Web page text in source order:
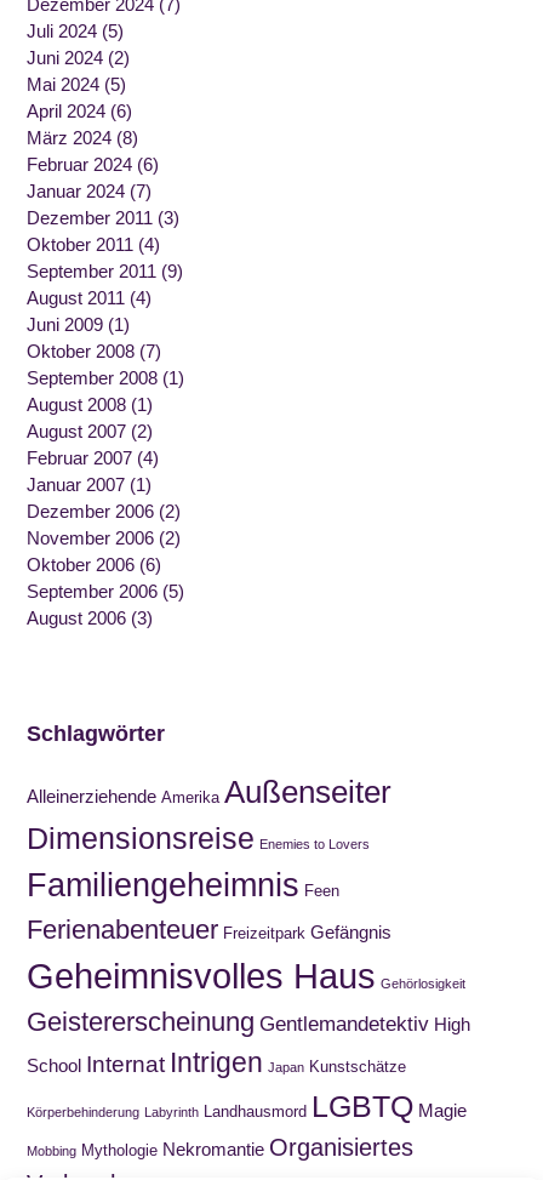
Juli 2024 (5)
Juni 2024 (2)
Mai 2024 (5)
April 2024 (6)
März 2024 (8)
Februar 2024 (6)
Januar 2024 (7)
Dezember 2011 (3)
Oktober 2011 (4)
September 2011 (9)
August 2011 (4)
Juni 2009 (1)
Oktober 2008 (7)
September 2008 (1)
August 2008 (1)
August 2007 (2)
Februar 2007 (4)
Januar 2007 (1)
Dezember 2006 (2)
November 2006 (2)
Oktober 2006 (6)
September 2006 (5)
August 2006 (3)
Schlagwörter
Alleinerziehende Amerika Außenseiter
Dimensionsreise Enemies to Lovers
Familiengeheimnis Feen
Ferienabenteuer Freizeitpark Gefängnis
Geheimnisvolles Haus Gehörlosigkeit
Geistererscheinung Gentlemandetektiv High
School Internat Intrigen Japan Kunstschätze
Körperbehinderung Labyrinth Landhausmord LGBTQ Magie
Mobbing Mythologie Nekromantie Organisiertes